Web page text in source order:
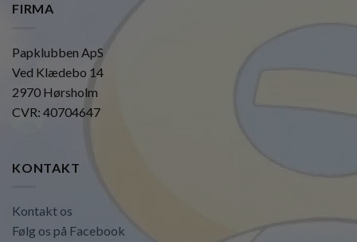
FIRMA
Papklubben ApS
Ved Klædebo 14
2970 Hørsholm
CVR: 40704647
KONTAKT
Kontakt os
Følg os på Facebook